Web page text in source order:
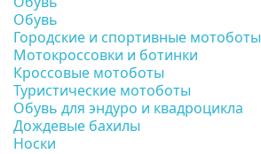
Обувь
Городские и спортивные мотоботы
Мотокроссовки и ботинки
Кроссовые мотоботы
Туристические мотоботы
Обувь для эндуро и квадроцикла
Дождевые бахилы
Носки